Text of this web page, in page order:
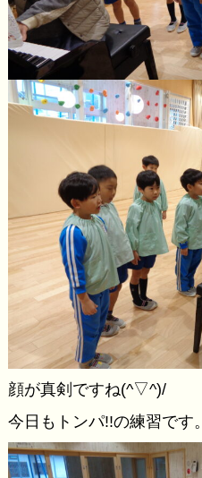
顔が真剣ですね(^▽^)/
今日もトンパ!!の練習です。